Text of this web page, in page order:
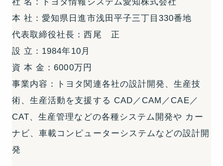
本 社：愛知県日進市浅田平子三丁目330番地
代表取締役社長：西尾 正
設 立：1984年10月
資 本 金：6000万円
事業内容：トヨタ関連各社の設計開発、生産技
術、生産活動を支援する CAD／CAM／CAE／
CAT、生産管理などの各種システム開発や カー
ナビ、車載コンピューターシステムなどの設計開
発